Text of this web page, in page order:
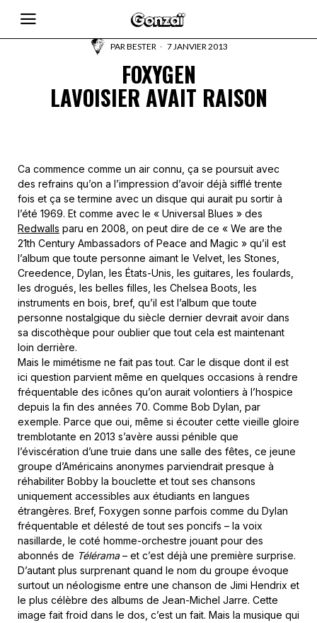
PARBESTER 7 JANVIER 2013
FOXYGEN
LAVOISIER AVAIT RAISON
Ca commence comme un air connu, ça se poursuit avec
des refrains qu’on a l’impression d’avoir déjà sifflé trente
fois et ça se termine avec un disque qui aurait pu sortir à
l’été 1969. Et comme avec le « Universal Blues » des
Redwalls paru en 2008, on peut dire de ce « We are the
21th Century Ambassadors of Peace and Magic » qu’il est
l’album que toute personne aimant le Velvet, les Stones,
Creedence, Dylan, les États-Unis, les guitares, les foulards,
les drogués, les belles filles, les Chelsea Boots, les
instruments en bois, bref, qu’il est l’album que toute
personne nostalgique du siècle dernier devrait avoir dans
sa discothèque pour oublier que tout cela est maintenant
loin derrière.
Mais le mimétisme ne fait pas tout. Car le disque dont il est
ici question parvient même en quelques occasions à rendre
fréquentable des icônes qu’on aurait volontiers à l’hospice
depuis la fin des années 70. Comme Bob Dylan, par
exemple. Parce que oui, même si écouter cette vieille gloire
tremblotante en 2013 s’avère aussi pénible que
l’éviscération d’une truie dans une salle des fêtes, ce jeune
groupe d’Américains anonymes parviendrait presque à
réhabiliter Bobby la bouclette et tout ses chansons
uniquement accessibles aux étudiants en langues
étrangères. Bref, Foxygen sonne parfois comme du Dylan
fréquentable et délesté de tout ses poncifs – la voix
nasillarde, le coté homme-orchestre jouant pour des
abonnés de Télérama– et c’est déjà une première surprise.
D’autant plus surprenant quand le nom du groupe évoque
surtout un néologisme entre une chanson de Jimi Hendrix et
le plus célèbre des albums de Jean-Michel Jarre. Cette
image fait froid dans le dos, c’est un fait. Mais la musique qui